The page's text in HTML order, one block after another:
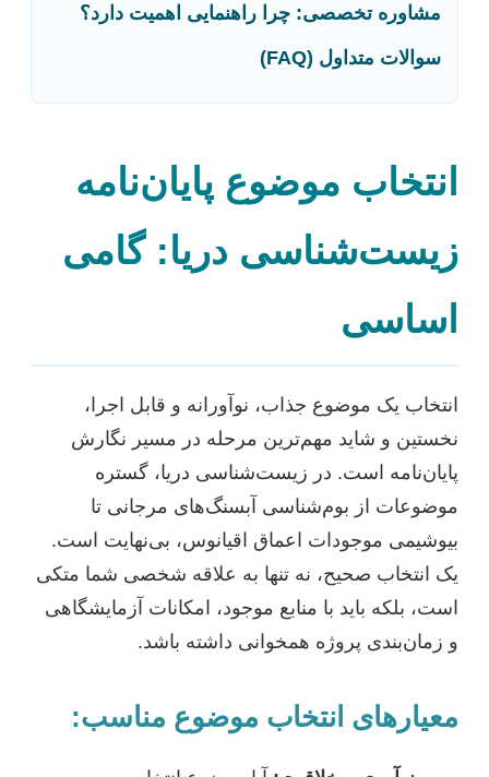
مشاوره تخصصی: چرا راهنمایی اهمیت دارد؟
سوالات متداول (FAQ)
انتخاب موضوع پایان‌نامه
زیست‌شناسی دریا: گامی
اساسی
انتخاب یک موضوع جذاب، نوآورانه و قابل اجرا،
نخستین و شاید مهم‌ترین مرحله در مسیر نگارش
پایان‌نامه است. در زیست‌شناسی دریا، گستره
موضوعات از بوم‌شناسی آبسنگ‌های مرجانی تا
بیوشیمی موجودات اعماق اقیانوس، بی‌نهایت است.
یک انتخاب صحیح، نه تنها به علاقه شخصی شما متکی
است، بلکه باید با منابع موجود، امکانات آزمایشگاهی
و زمان‌بندی پروژه همخوانی داشته باشد.
معیارهای انتخاب موضوع مناسب: